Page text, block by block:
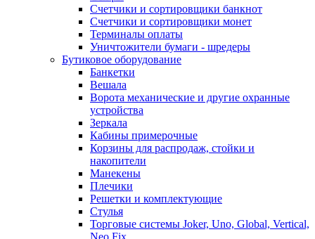
Счетчики и сортировщики банкнот
Счетчики и сортировщики монет
Терминалы оплаты
Уничтожители бумаги - шредеры
Бутиковое оборудование
Банкетки
Вешала
Ворота механические и другие охранные
устройства
Зеркала
Кабины примерочные
Корзины для распродаж, стойки и
накопители
Манекены
Плечики
Решетки и комплектующие
Стулья
Торговые системы Joker, Uno, Global, Vertical,
Neo Fix